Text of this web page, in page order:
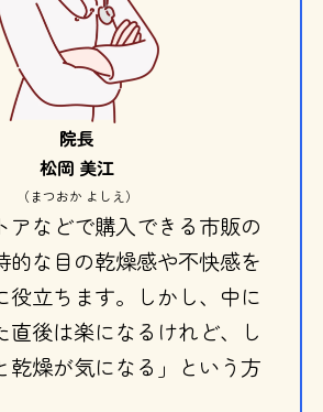
院長
松岡 美江
（まつおか よしえ）
アなどで購入できる市販の
的な目の乾燥感や不快感を
役立ちます。しかし、中に
直後は楽になるけれど、し
乾燥が気になる」という方